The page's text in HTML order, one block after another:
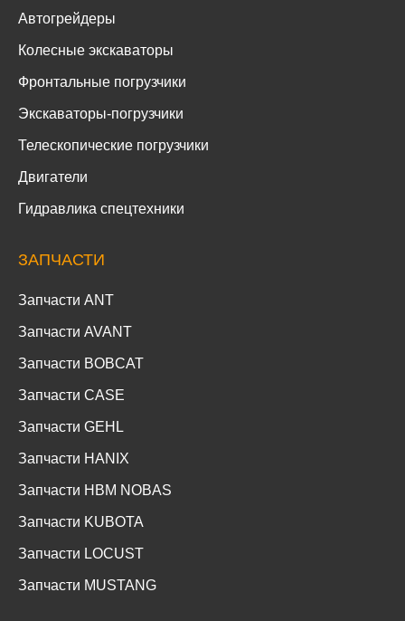
Автогрейдеры
Колесные экскаваторы
Фронтальные погрузчики
Экскаваторы-погрузчики
Телескопические погрузчики
Двигатели
Гидравлика спецтехники
ЗАПЧАСТИ
Запчасти ANT
Запчасти AVANT
Запчасти BOBCAT
Запчасти CASE
Запчасти GEHL
Запчасти HANIX
Запчасти HBM NOBAS
Запчасти KUBOTA
Запчасти LOCUST
Запчасти MUSTANG